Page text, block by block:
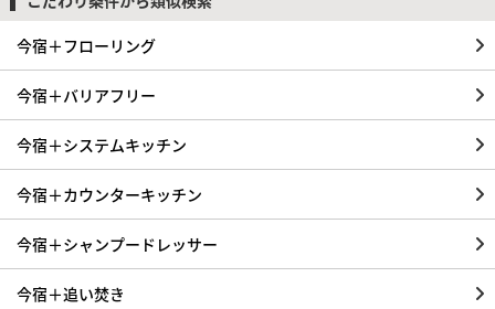
今宿＋フローリング
今宿＋バリアフリー
今宿＋システムキッチン
今宿＋カウンターキッチン
今宿＋シャンプードレッサー
今宿＋追い焚き